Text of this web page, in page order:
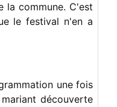
la commune. C'est
le festival n'en a
une fois
découverte